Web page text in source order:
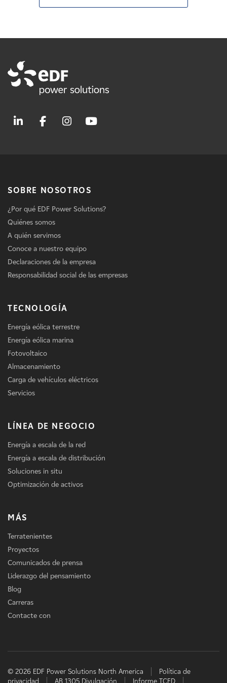
SOBRE NOSOTROS
¿Por qué EDF Power Solutions?
Quiénes somos
A quién servimos
Conoce a nuestro equipo
Declaraciones de la empresa
Responsabilidad social de las empresas
TECNOLOGÍA
Energía eólica terrestre
Energía eólica marina
Fotovoltaico
Almacenamiento
Carga de vehículos eléctricos
Servicios
LÍNEA DE NEGOCIO
Energía a escala de la red
Energía a escala de distribución
Soluciones in situ
Optimización de activos
MÁS
Terratenientes
Proyectos
Comunicados de prensa
Liderazgo del pensamiento
Blog
Carreras
Contacte con
© 2026 EDF Power Solutions North America
Política de